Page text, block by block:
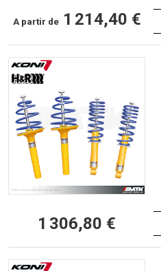
A partir de 1 214,40 €
1 306,80 €